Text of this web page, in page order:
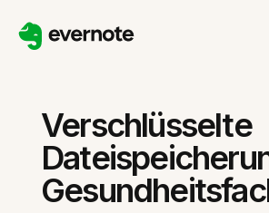
Verschlüsselte